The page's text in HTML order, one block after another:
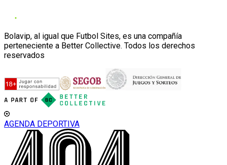
Bolavip, al igual que Futbol Sites, es una compañía
perteneciente a Better Collective. Todos los derechos
reservados
AGENDA DEPORTIVA